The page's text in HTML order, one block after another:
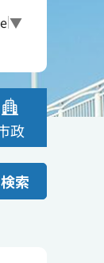
▼
政
検索